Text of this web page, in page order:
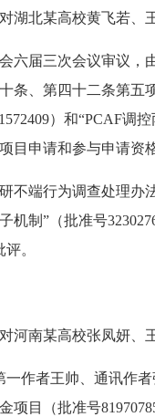
北某高校黄飞若、
届三次会议审议，
条、第四十二条第五
）和“PCAF调
申请和参与申请资
端行为调查处理办
机制”（批准号
。
南某高校张凤妍、
者王帅、通讯作者
目（批准号